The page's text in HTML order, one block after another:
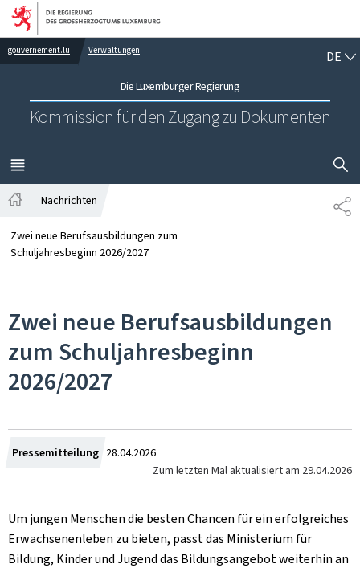
Zur Hauptnavigation
Zum Inhalt
gouvernement.lu Verwaltungen
Die Luxemburger Regierung
Kommission für den Zugang zu Dokumenten
DE
MENÜ
HAUPT-
Nachrichten
Zwei neue Berufsausbildungen zum
Schuljahresbeginn 2026/2027
Zwei neue Berufsausbildungen
zum Schuljahresbeginn
2026/2027
Pressemitteilung Zum
28.04.2026
Zum letzten Mal aktualisiert am 29.04.2026
Um jungen Menschen die besten Chancen für ein erfolgreiches
Erwachsenenleben zu bieten, passt das Ministerium für
Bildung, Kinder und Jugend das Bildungsangebot weiterhin an